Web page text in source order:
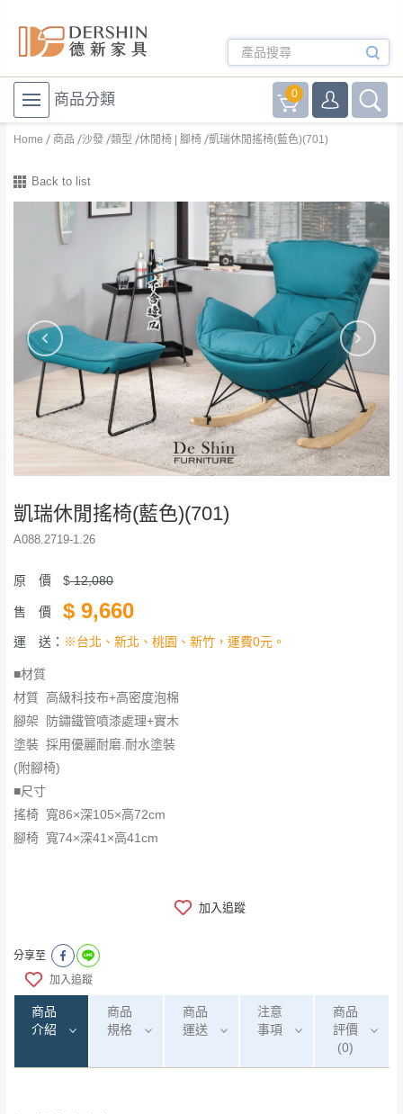
商品分類 0
Home 商品 沙發 類型 休閒椅 | 腳椅 凱瑞休閒搖椅(藍色)(701)
Back to list
凱瑞休閒搖椅(藍色)(701)
A088.2719-1.26
原 價 $12,080
售 價 $ 9,660
運 送： ※台北、新北、桃園、新竹，運費0元。
■材質
材質 高級科技布+高密度泡棉
腳架 防鏽鐵管噴漆處理+實木
塗裝 採用優麗耐磨.耐水塗裝
(附腳椅)
■尺寸
搖椅 寬86×深105×高72cm
腳椅 寬74×深41×高41cm
加入追蹤
分享至
加入追蹤
商品
介紹
商品
規格
商品
運送
注意
事項
商品
評價
(0)